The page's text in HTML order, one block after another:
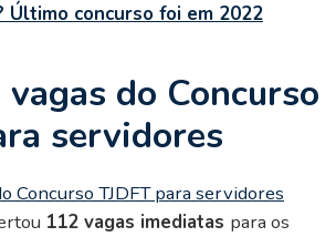
Último concurso foi em 2022
vagas do Concurso
servidores
Concurso TJDFT para servidores
112 vagas imediatas para os